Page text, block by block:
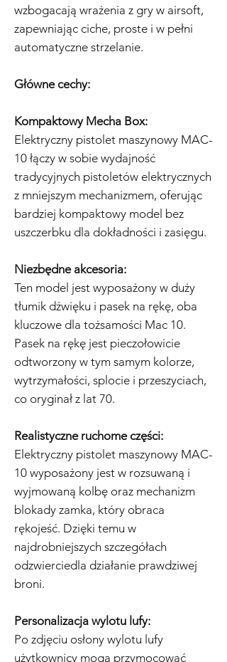
wzbogacają wrażenia z gry w airsoft,
zapewniając ciche, proste i w pełni
automatyczne strzelanie.
Główne cechy:
Kompaktowy Mecha Box:
Elektryczny pistolet maszynowy MAC-
10 łączy w sobie wydajność
tradycyjnych pistoletów elektrycznych
z mniejszym mechanizmem, oferując
bardziej kompaktowy model bez
uszczerbku dla dokładności i zasięgu.
Niezbędne akcesoria:
Ten model jest wyposażony w duży
tłumik dźwięku i pasek na rękę, oba
kluczowe dla tożsamości Mac 10.
Pasek na rękę jest pieczołowicie
odtworzony w tym samym kolorze,
wytrzymałości, splocie i przeszyciach,
co oryginał z lat 70.
Realistyczne ruchome części:
Elektryczny pistolet maszynowy MAC-
10 wyposażony jest w rozsuwaną i
wyjmowaną kolbę oraz mechanizm
blokady zamka, który obraca
rękojeść. Dzięki temu w
najdrobniejszych szczegółach
odzwierciedla działanie prawdziwej
broni.
Personalizacja wylotu lufy:
Po zdjęciu osłony wylotu lufy
użytkownicy mogą przymocować